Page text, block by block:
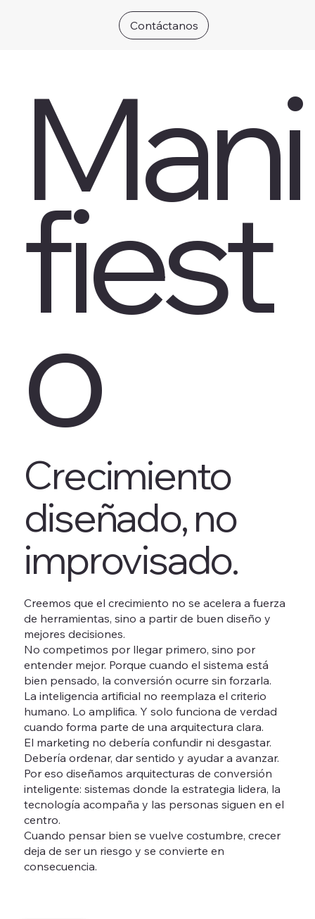
Contáctanos
Mani
fiest
o
Crecimiento
diseñado, no
improvisado.
Creemos que el crecimiento no se acelera a fuerza
de herramientas, sino a partir de buen diseño y
mejores decisiones.
No competimos por llegar primero, sino por
entender mejor. Porque cuando el sistema está
bien pensado, la conversión ocurre sin forzarla.
La inteligencia artificial no reemplaza el criterio
humano. Lo amplifica. Y solo funciona de verdad
cuando forma parte de una arquitectura clara.
El marketing no debería confundir ni desgastar.
Debería ordenar, dar sentido y ayudar a avanzar.
Por eso diseñamos arquitecturas de conversión
inteligente: sistemas donde la estrategia lidera, la
tecnología acompaña y las personas siguen en el
centro.
Cuando pensar bien se vuelve costumbre, crecer
deja de ser un riesgo y se convierte en
consecuencia.